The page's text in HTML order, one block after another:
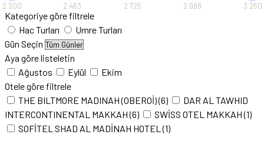
2 200 2 463 2 725 2 988 3 250
Kategoriye göre filtrele
Hac Turları
Umre Turları
Gün Seçin
Aya göre listeletin
Ağustos
Eylül
Ekim
Otele göre filtrele
THE BILTMORE MADINAH (OBEROİ)(6)
DAR AL TAWHID
INTERCONTINENTAL MAKKAH(6) SWİSS OTEL MAKKAH(1)
SOFİTEL SHAD AL MADİNAH HOTEL(1)